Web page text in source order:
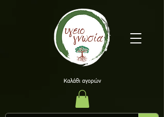
Kαλάθι αγορών